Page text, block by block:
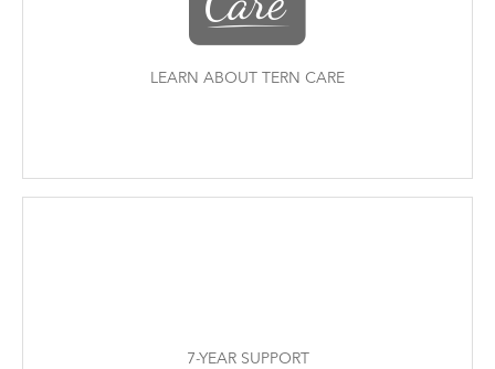
LEARN ABOUT TERN CARE
7-YEAR SUPPORT